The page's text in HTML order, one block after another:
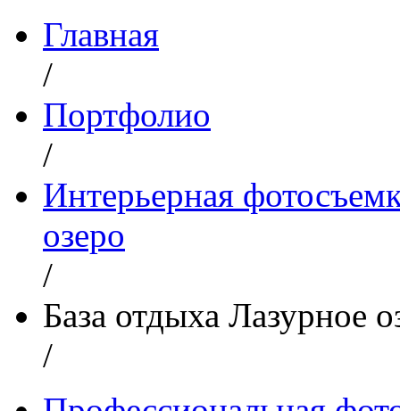
Главная
/
Портфолио
/
Интерьерная
озеро
/
База отдыха Лазурное
/